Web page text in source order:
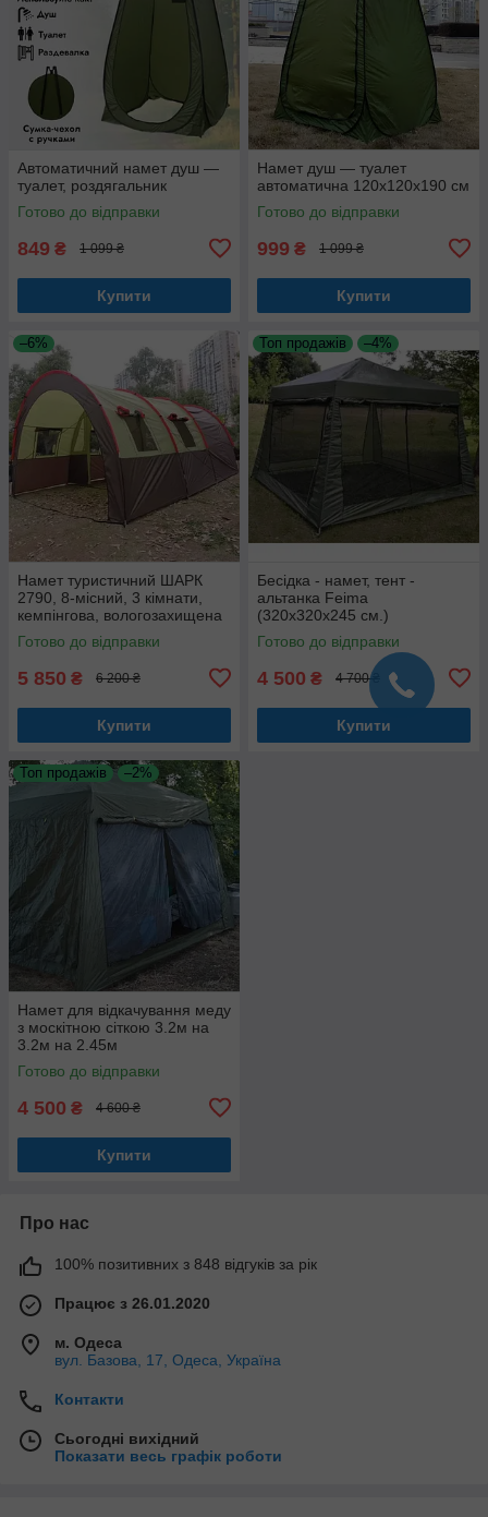
Автоматичний намет душ —
туалет, роздягальник
Готово до відправки
849 ₴ 1 099 ₴
Купити
Намет душ — туалет
автоматична 120х120х190 см
Готово до відправки
999 ₴ 1 099 ₴
Купити
–6%
Намет туристичний ШАРК
2790, 8-місний, 3 кімнати,
кемпінгова, вологозахищена
Готово до відправки
5 850 ₴ 6 200 ₴
Купити
Топ продажів –4%
Бесідка - намет, тент -
альтанка Feima
(320х320х245 см.)
Готово до відправки
4 500 ₴ 4 700 ₴
Купити
Топ продажів –2%
Намет для відкачування меду
з москітною сіткою 3.2м на
3.2м на 2.45м
Готово до відправки
4 500 ₴ 4 600 ₴
Купити
Про нас
100% позитивних з 848 відгуків за рік
Працює з 26.01.2020
м. Одеса
вул. Базова, 17, Одеса, Україна
Контакти
Сьогодні вихідний
Показати весь графік роботи